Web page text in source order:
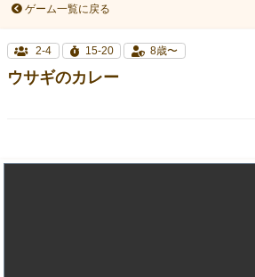
ゲーム一覧に戻る
2-4 15-20 8歳〜
ウサギのカレー